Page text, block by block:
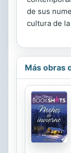
de sus
cultura de
Más obras